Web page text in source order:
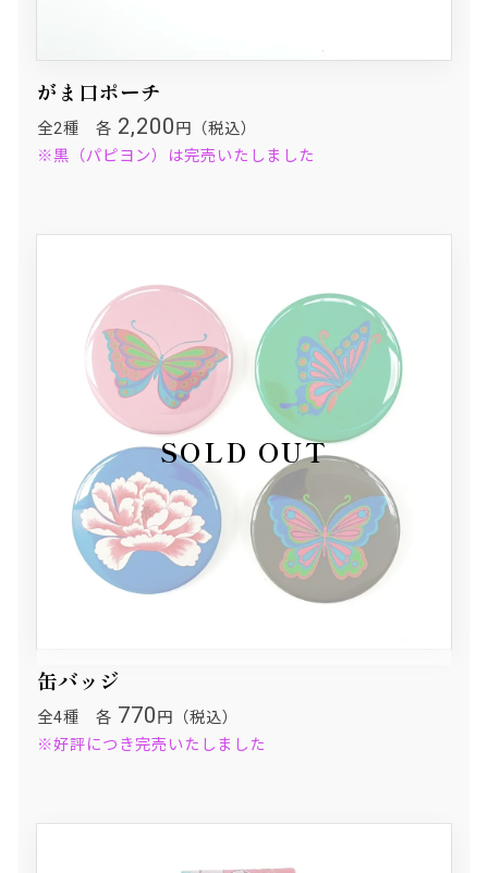
がま口ポーチ
全2種 各 2,200 円（税込）
※黒（パピヨン）は完売いたしました
缶バッジ
全4種 各 770 円（税込）
※好評につき完売いたしました